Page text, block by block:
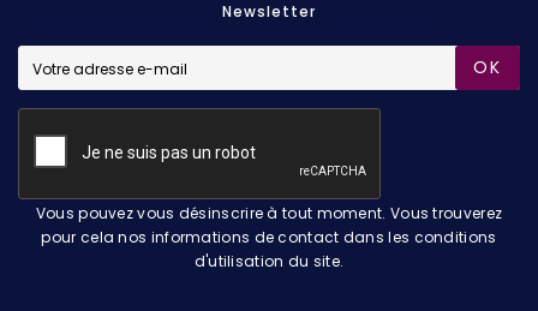
Newsletter
OK
Vous pouvez vous désinscrire à tout moment. Vous trouverez
pour cela nos informations de contact dans les conditions
d'utilisation du site.